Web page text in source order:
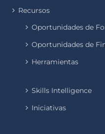
Recursos
Oportunidades de
Oportunidades de
Herramientas
Skills Intelligence
Iniciativas